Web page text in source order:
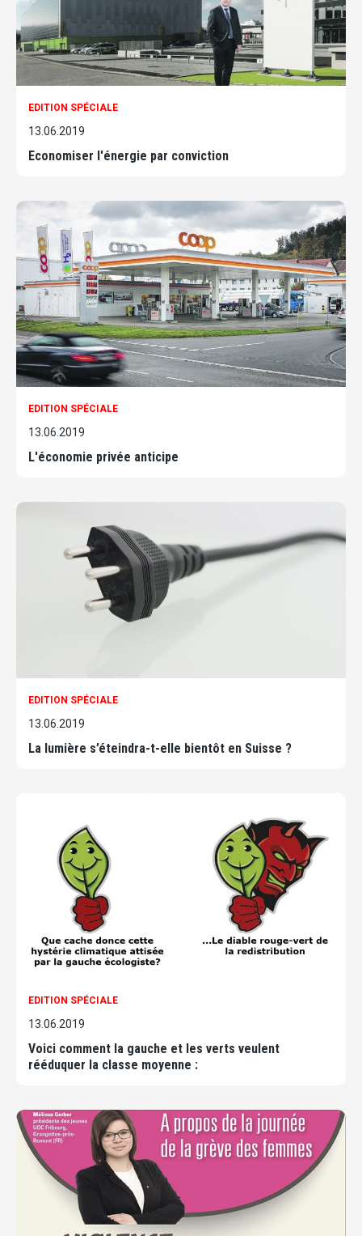
EDITION SPÉCIALE
13.06.2019
Economiser l'énergie par conviction
EDITION SPÉCIALE
13.06.2019
L'économie privée anticipe
EDITION SPÉCIALE
13.06.2019
La lumière s’éteindra-t-elle bientôt en Suisse ?
EDITION SPÉCIALE
13.06.2019
Voici comment la gauche et les verts veulent
rééduquer la classe moyenne :